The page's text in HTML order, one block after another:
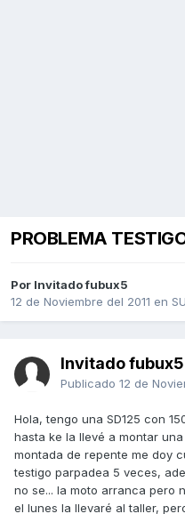
PROBLEMA
Por Invitado fubux5
12 de Noviembre del 2011 en
Invitado fubux5
Publicado 12 de
Hola, tengo una SD125 con
hasta ke la llevé a montar
montada de repente me doy
testigo parpadea 5 veces,
no se... la moto arranca pero
el lunes la llevaré al taller,